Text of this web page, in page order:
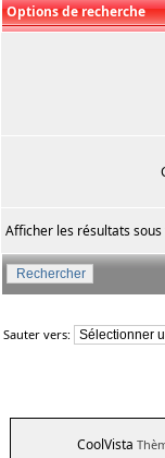
Options de recherche
Afficher les résultats
Sauter vers:
CoolVista